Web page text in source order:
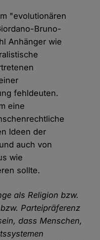
"evolutionären
Bruno-
Anhänger wie
fehldeuten.
eine
Ideen der
auch von
wie
sollte.
als Religion bzw.
Parteipräferenz
dass Menschen,